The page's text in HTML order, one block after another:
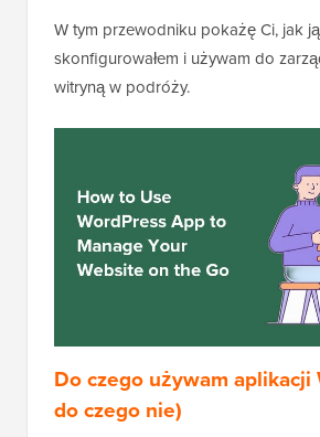
W tym przewodniku pokażę Ci, jak ją
skonfigurowałem i używam do
witryną w podróży.
Do czego używam aplikacji
do czego nie)